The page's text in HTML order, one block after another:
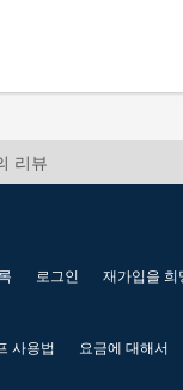
리뷰
로그인 재가입을 희
사용법 요금에 대해서